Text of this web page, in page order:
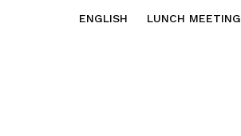
ENGLISH LUNCH MEETING